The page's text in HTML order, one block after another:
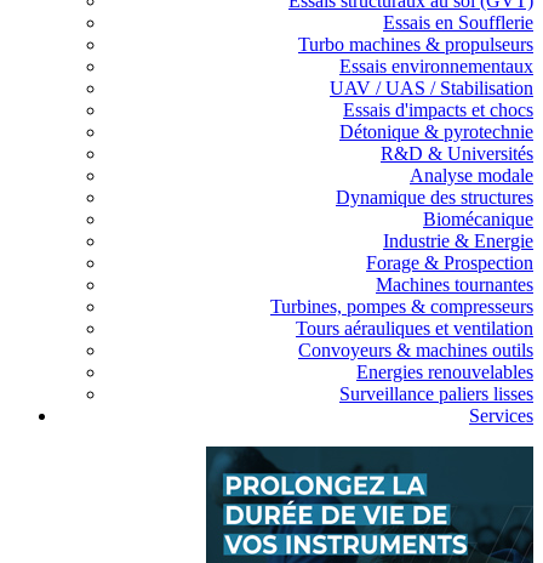
Essais en Soufflerie
Turbo machines & propulseurs
Essais environnementaux
UAV / UAS / Stabilisation
Essais d'impacts et chocs
Détonique & pyrotechnie
R&D & Universités
Analyse modale
Dynamique des structures
Biomécanique
Industrie & Energie
Forage & Prospection
Machines tournantes
Turbines, pompes & compresseurs
Tours aérauliques et ventilation
Convoyeurs & machines outils
Energies renouvelables
Surveillance paliers lisses
Services